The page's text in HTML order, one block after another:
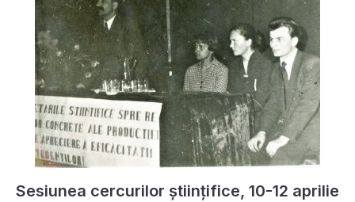
Sesiunea cercurilor științifice, 10-12 aprilie